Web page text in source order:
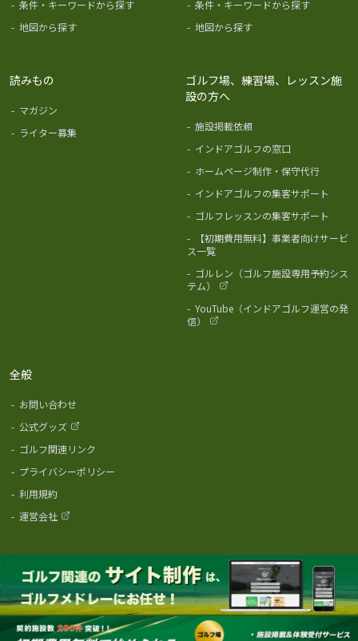
- 条件・キーワードから探す
- 地図から探す
- 条件・キーワードから探す
- 地図から探す
読みもの
- マガジン
- ライター募集
ゴルフ場、練習場、レッスン施
設の方へ
- 施設掲載依頼
- インドアゴルフの窓口
- ホームページ制作・保守代行
- インドアゴルフの集客サポート
- ゴルフレッスンの集客サポート
-
【初期費用無料】事業者向けサービ
ス一覧
- ゴルレン（ゴルフ施設専用予約シス
テム）
- YouTube（インドアゴルフ運営の発
信）
全般
- お問い合わせ
- 公式グッズ
- ゴルフ関連リンク
- プライバシーポリシー
- 利用規約
- 運営会社